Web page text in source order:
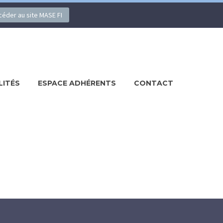
au site MASE FI
ESPACE ADHÉRENTS CONTACT